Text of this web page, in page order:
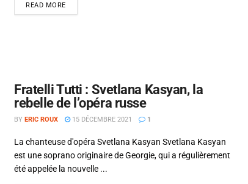
READ MORE
Fratelli Tutti : Svetlana Kasyan, la
rebelle de l’opéra russe
BY ERIC ROUX 15 DÉCEMBRE 2021 1
La chanteuse d'opéra Svetlana Kasyan Svetlana Kasyan
est une soprano originaire de Georgie, qui a régulièrement
été appelée la nouvelle ...
Si tu veux arrêter de faire ce que tu
pas.